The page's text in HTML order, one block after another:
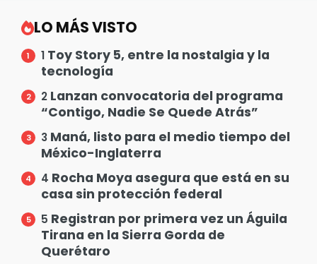
LO MÁS VISTO
1 Toy Story 5, entre la nostalgia y la
tecnología
2 Lanzan convocatoria del programa
“Contigo, Nadie Se Quede Atrás”
3 Maná, listo para el medio tiempo del
México-Inglaterra
4 Rocha Moya asegura que está en su
casa sin protección federal
5 Registran por primera vez un Águila
Tirana en la Sierra Gorda de
Querétaro